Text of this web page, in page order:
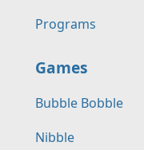
Programs
Games
Bubble Bobble
Nibble